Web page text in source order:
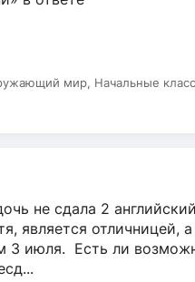
мир, Начальные
не сдала 2
является отличницей,
3 июля. Есть ли